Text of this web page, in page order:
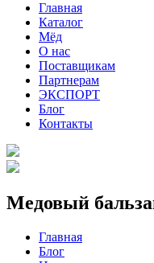
Главная
Каталог
Мёд
О нас
Поставщикам
Партнерам
ЭКСПОРТ
Блог
Контакты
Медовый
Главная
Блог